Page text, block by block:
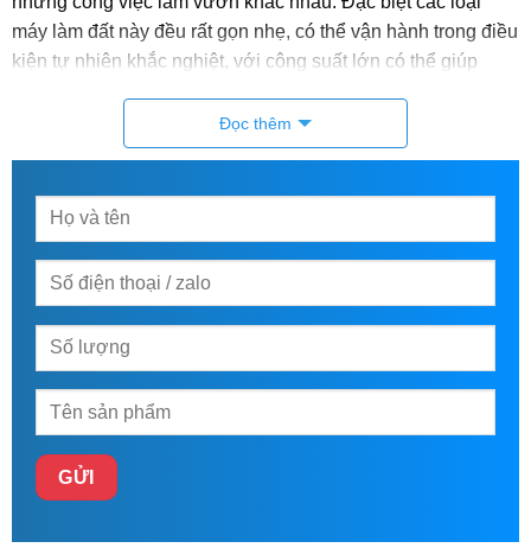
máy làm đất này đều rất gọn nhẹ, có thể vận hành trong điều
kiện tự nhiên khắc nghiệt, với công suất lớn có thể giúp
Đọc thêm